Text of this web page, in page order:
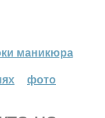
маникюра
фото